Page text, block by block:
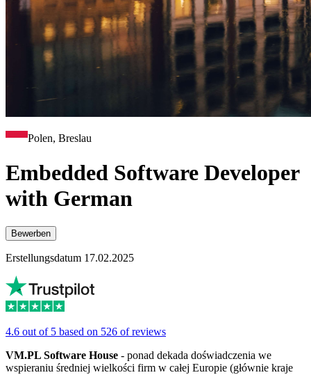
Polen, Breslau
Embedded Software Developer
with German
Bewerben
Erstellungsdatum 17.02.2025
4.6 out of 5 based on 526 of reviews
VM.PL Software House - ponad dekada doświadczenia we
wspieraniu średniej wielkości firm w całej Europie (głównie kraje